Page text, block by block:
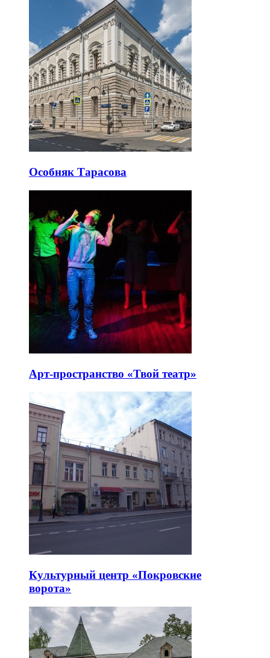
Особняк Тарасова
Арт-пространство «Твой театр»
Культурный центр «Покровские
ворота»